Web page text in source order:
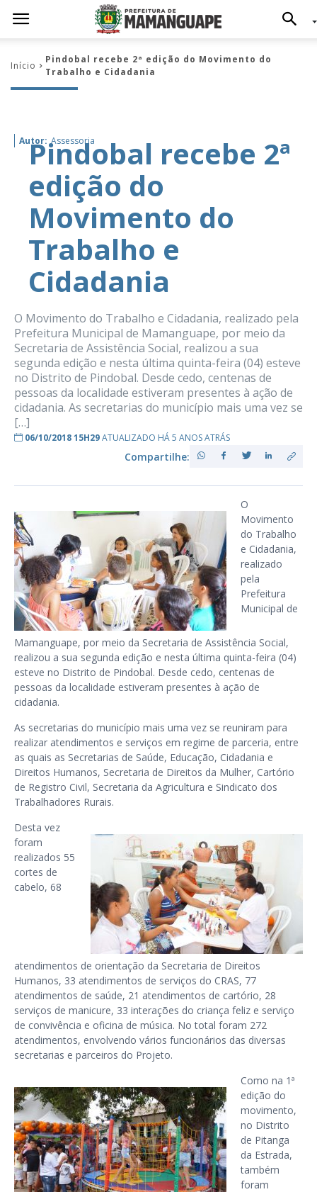
Início
Pindobal recebe 2ª edição do Movimento do
Trabalho e Cidadania
Autor: Assessoria
Pindobal recebe 2ª
edição do
Movimento do
Trabalho e
Cidadania
O Movimento do Trabalho e Cidadania, realizado pela
Prefeitura Municipal de Mamanguape, por meio da
Secretaria de Assistência Social, realizou a sua
segunda edição e nesta última quinta-feira (04) esteve
no Distrito de Pindobal. Desde cedo, centenas de
pessoas da localidade estiveram presentes à ação de
cidadania. As secretarias do município mais uma vez se
[…]
06/10/2018 15H29ATUALIZADO HÁ 5 ANOS ATRÁS
Compartilhe:
O
Movimento
do Trabalho
e Cidadania,
realizado
pela
Prefeitura
Municipal de
Mamanguape, por meio da Secretaria de Assistência Social,
realizou a sua segunda edição e nesta última quinta-feira (04)
esteve no Distrito de Pindobal. Desde cedo, centenas de
pessoas da localidade estiveram presentes à ação de
cidadania.
As secretarias do município mais uma vez se reuniram para
realizar atendimentos e serviços em regime de parceria, entre
as quais as Secretarias de Saúde, Educação, Cidadania e
Direitos Humanos, Secretaria de Direitos da Mulher, Cartório
de Registro Civil, Secretaria da Agricultura e Sindicato dos
Trabalhadores Rurais.
Desta vez
foram
realizados 55
cortes de
cabelo, 68
atendimentos de orientação da Secretaria de Direitos
Humanos, 33 atendimentos de serviços do CRAS, 77
atendimentos de saúde, 21 atendimentos de cartório, 28
serviços de manicure, 33 interações do criança feliz e serviço
de convivência e oficina de música. No total foram 272
atendimentos, envolvendo vários funcionários das diversas
secretarias e parceiros do Projeto.
Como na 1ª
edição do
movimento,
no Distrito
de Pitanga
da Estrada,
também
foram